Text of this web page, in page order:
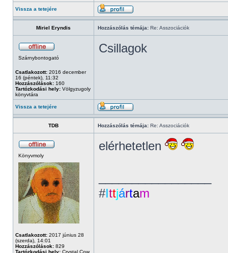
Vissza a tetejére
Miriel Eryndis Hozzászólás témája: Re: Asszociációk
Szárnybontogató
Csatlakozott: 2016 december
16 (péntek), 11:32
Hozzászólások: 160
Tartózkodási hely: Völgyzugoly
könyvtára
Csillagok
Vissza a tetejére
TDB Hozzászólás témája: Re: Asszociációk
Könyvmoly
Csatlakozott: 2017 június 28
(szerda), 14:01
Hozzászólások: 829
Tartózkodási hely: Crystal Cow
elérhetetlen
#Ittjártam